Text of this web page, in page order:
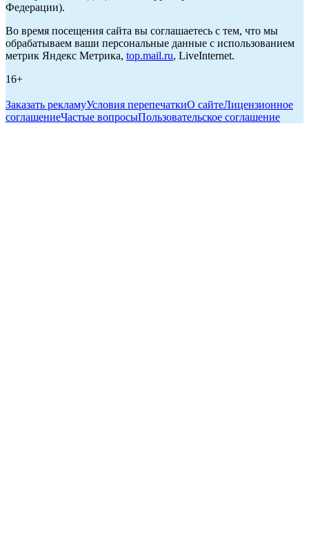
Федерации).
Во время посещения сайта вы соглашаетесь с тем, что мы
обрабатываем ваши персональные данные с использованием
метрик Яндекс Метрика, top.mail.ru, LiveInternet.
16+
Заказать рекламуУсловия перепечаткиО сайтеЛицензионное
соглашениеЧастые вопросыПользовательское соглашение